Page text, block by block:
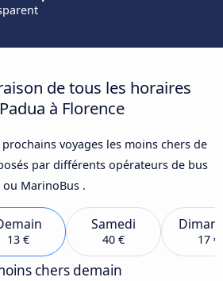
de tous les horaires
à Florence
voyages les moins chers de
par différents opérateurs de bus
MarinoBus .
13 €
Samedi
40 € 17 €
chers demain